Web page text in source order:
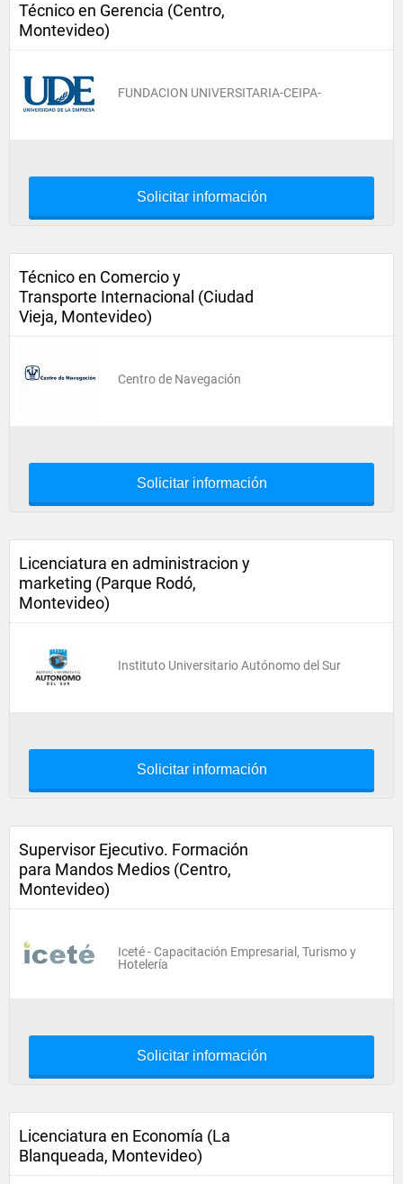
Técnico en Gerencia (Centro,
Montevideo)
FUNDACION UNIVERSITARIA-CEIPA-
Solicitar información
Técnico en Comercio y
Transporte Internacional (Ciudad
Vieja, Montevideo)
Centro de Navegación
Solicitar información
Licenciatura en administracion y
marketing (Parque Rodó,
Montevideo)
Instituto Universitario Autónomo del Sur
Solicitar información
Supervisor Ejecutivo. Formación
para Mandos Medios (Centro,
Montevideo)
Iceté - Capacitación Empresarial, Turismo y
Hotelería
Solicitar información
Licenciatura en Economía (La
Blanqueada, Montevideo)